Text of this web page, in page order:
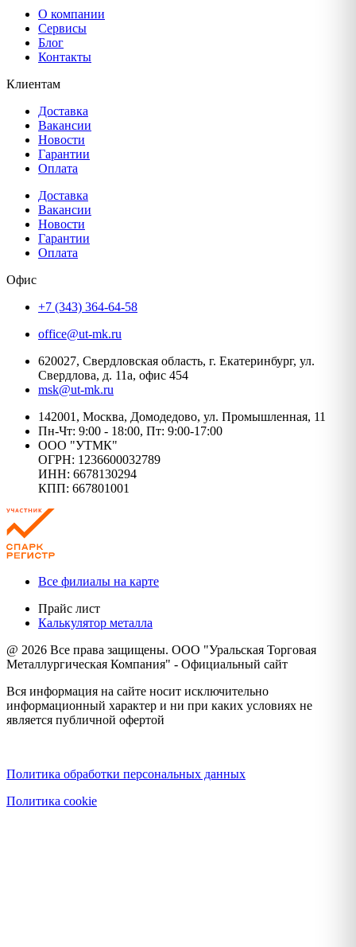
О компании
Сервисы
Блог
Контакты
Клиентам
Доставка
Вакансии
Новости
Гарантии
Оплата
Доставка
Вакансии
Новости
Гарантии
Оплата
Офис
+7 (343) 364-64-58
office@ut-mk.ru
620027, Свердловская область, г. Екатеринбург, ул.
Свердлова, д. 11а, офис 454
msk@ut-mk.ru
142001, Москва, Домодедово, ул. Промышленная, 11
Пн-Чт: 9:00 - 18:00, Пт: 9:00-17:00
ООО "УТМК"
ОГРН: 1236600032789
ИНН: 6678130294
КПП: 667801001
Все филиалы на карте
Прайс лист
Калькулятор металла
@ 2026 Все права защищены. ООО "Уральская Торговая
Металлургическая Компания" - Официальный сайт
Вся информация на сайте носит исключительно
информационный характер и ни при каких условиях не
является публичной офертой
Политика обработки персональных данных
Политика cookie